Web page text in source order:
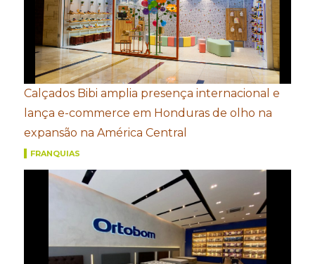
Calçados Bibi amplia presença internacional e
lança e-commerce em Honduras de olho na
expansão na América Central
FRANQUIAS